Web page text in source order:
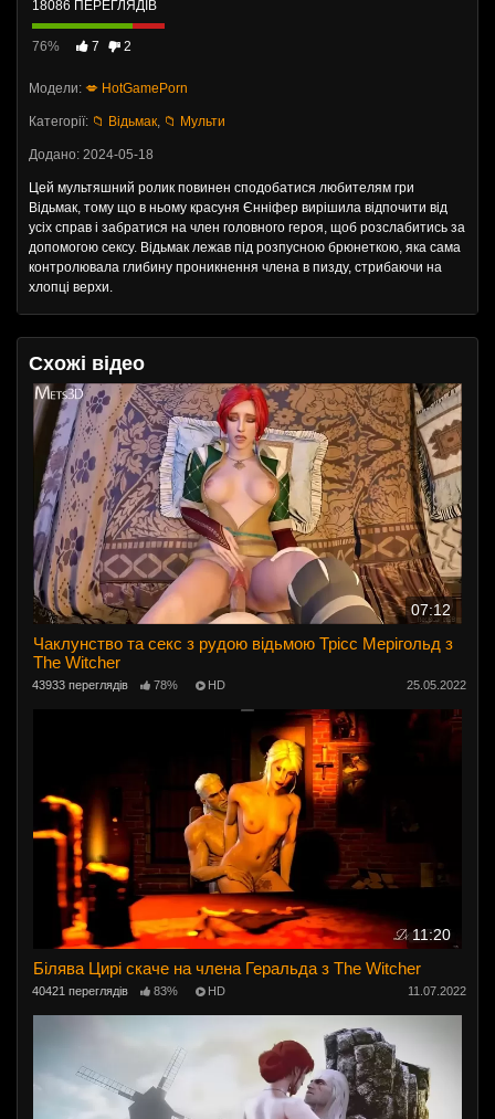
18086 ПЕРЕГЛЯДІВ
76% 7 2
Модели: 💋 HotGamePorn
Категорії: 📁 Відьмак, 📁 Мульти
Додано: 2024-05-18
Цей мультяшний ролик повинен сподобатися любителям гри
Відьмак, тому що в ньому красуня Єнніфер вирішила відпочити від
усіх справ і забратися на член головного героя, щоб розслабитись за
допомогою сексу. Відьмак лежав під розпусною брюнеткою, яка сама
контролювала глибину проникнення члена в пизду, стрибаючи на
хлопці верхи.
Схожі відео
07:12
Чаклунство та секс з рудою відьмою Трісс Мерігольд з
The Witcher
43933 переглядів 78% HD 25.05.2022
11:20
Білява Цирі скаче на члена Геральда з The Witcher
40421 переглядів 83% HD 11.07.2022